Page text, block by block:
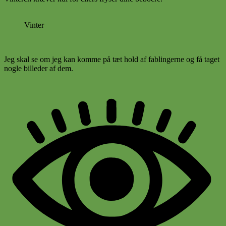
Vinter
Jeg skal se om jeg kan komme på tæt hold af fablingerne og få taget
nogle billeder af dem.